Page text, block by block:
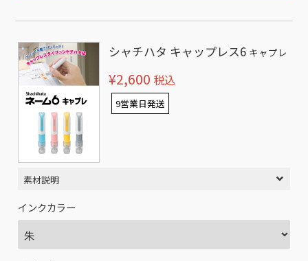
シャチハタ キャップレス6 キャプレ
¥2,600 税込
9営業日発送
素材説明
インクカラー